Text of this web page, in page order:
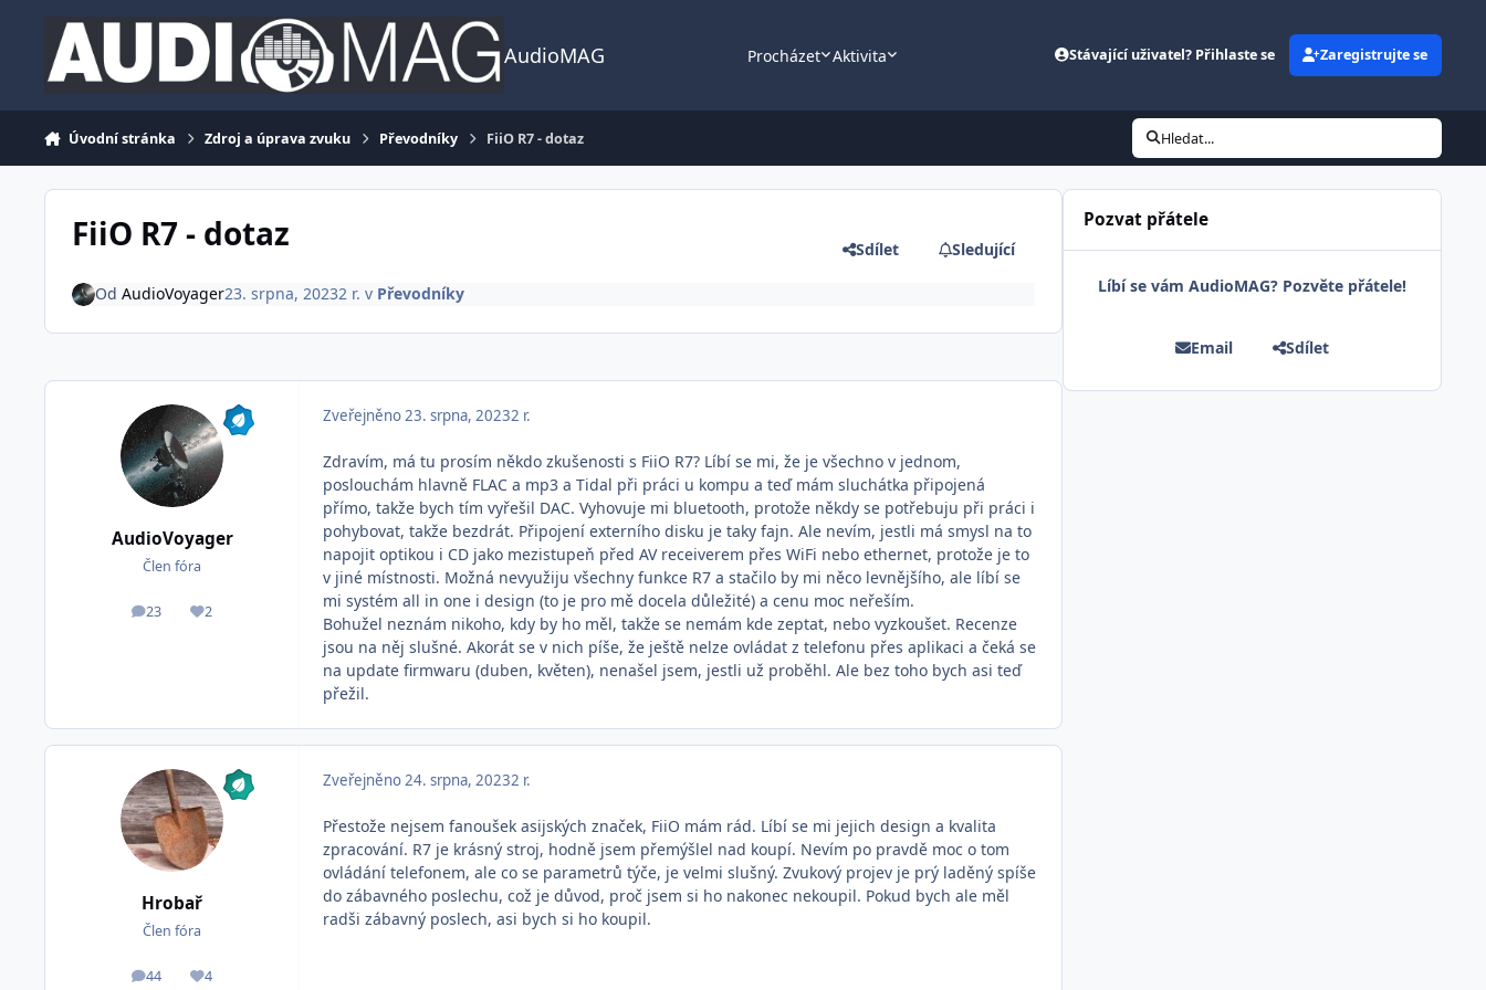
AudioMAG Procházet Aktivita Stávající uživatel? Přihlaste se Zaregistrujte se
Úvodní stránka Zdroj a úprava zvuku Převodníky FiiO R7 - dotaz Hledat...
FiiO R7 - dotaz Sdílet Sledující
Od AudioVoyager23. srpna, 20232 r. v Převodníky
AudioVoyager
Člen fóra
23
příspěvky2
Reputace
Zveřejněno 23. srpna, 20232 r.
Zdravím, má tu prosím někdo zkušenosti s FiiO R7? Líbí se mi, že je všechno v jednom,
poslouchám hlavně FLAC a mp3 a Tidal při práci u kompu a teď mám sluchátka připojená
přímo, takže bych tím vyřešil DAC. Vyhovuje mi bluetooth, protože někdy se potřebuju při práci i
pohybovat, takže bezdrát. Připojení externího disku je taky fajn. Ale nevím, jestli má smysl na to
napojit optikou i CD jako mezistupeň před AV receiverem přes WiFi nebo ethernet, protože je to
v jiné místnosti. Možná nevyužiju všechny funkce R7 a stačilo by mi něco levnějšího, ale líbí se
mi systém all in one i design (to je pro mě docela důležité) a cenu moc neřeším.
Bohužel neznám nikoho, kdy by ho měl, takže se nemám kde zeptat, nebo vyzkoušet. Recenze
jsou na něj slušné. Akorát se v nich píše, že ještě nelze ovládat z telefonu přes aplikaci a čeká se
na update firmwaru (duben, květen), nenašel jsem, jestli už proběhl. Ale bez toho bych asi teď
přežil.
Hrobař
Člen fóra
44
příspěvky4
Reputace
Zveřejněno 24. srpna, 20232 r.
Přestože nejsem fanoušek asijských značek, FiiO mám rád. Líbí se mi jejich design a kvalita
zpracování. R7 je krásný stroj, hodně jsem přemýšlel nad koupí. Nevím po pravdě moc o tom
ovládání telefonem, ale co se parametrů týče, je velmi slušný. Zvukový projev je prý laděný spíše
do zábavného poslechu, což je důvod, proč jsem si ho nakonec nekoupil. Pokud bych ale měl
radši zábavný poslech, asi bych si ho koupil.
Pozvat přátele
Líbí se vám AudioMAG? Pozvěte přátele!
Email Sdílet